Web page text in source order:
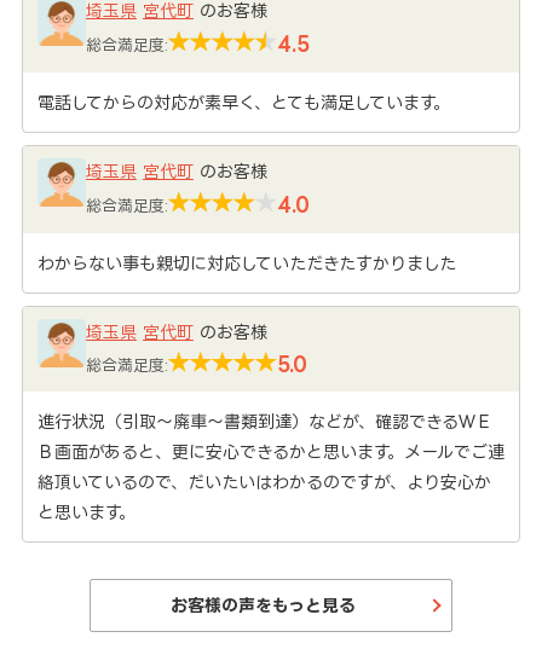
埼玉県 宮代町のお客様
総合満足度: 4.5
電話してからの対応が素早く、とても満足しています。
埼玉県 宮代町のお客様
総合満足度: 4.0
わからない事も親切に対応していただきたすかりました
埼玉県 宮代町のお客様
総合満足度: 5.0
進行状況（引取～廃車～書類到達）などが、確認できるＷＥ
Ｂ画面があると、更に安心できるかと思います。メールでご連
絡頂いているので、だいたいはわかるのですが、より安心か
と思います。
お客様の声をもっと見る